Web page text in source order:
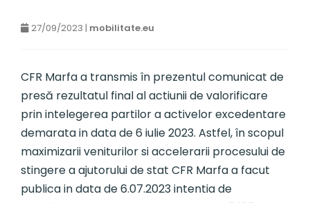
27/09/2023 | mobilitate.eu
CFR Marfa a transmis în prezentul comunicat de
presă rezultatul final al actiunii de valorificare
prin intelegerea partilor a activelor excedentare
demarata in data de 6 iulie 2023. Astfel, în scopul
maximizarii veniturilor si accelerarii procesului de
stingere a ajutorului de stat CFR Marfa a facut
publica in data de 6.07.2023 intentia de